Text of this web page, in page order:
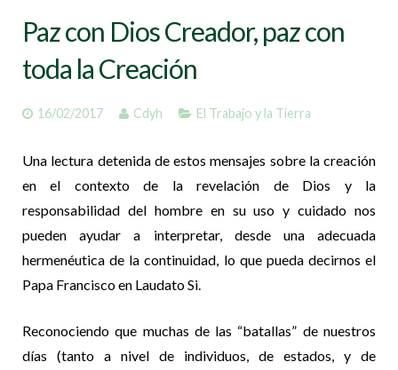
SALUD
EDUCACIÓN
ARTE
Paz con Dios Creador, paz con
toda la Creación
16/02/2017 Cdyh El Trabajo y la Tierra
Una lectura detenida de estos mensajes sobre la creación
en el contexto de la revelación de Dios y la
responsabilidad del hombre en su uso y cuidado nos
pueden ayudar a interpretar, desde una adecuada
hermenéutica de la continuidad, lo que pueda decirnos el
Papa Francisco en Laudato Si.
Reconociendo que muchas de las “batallas” de nuestros
días (tanto a nivel de individuos, de estados, y de